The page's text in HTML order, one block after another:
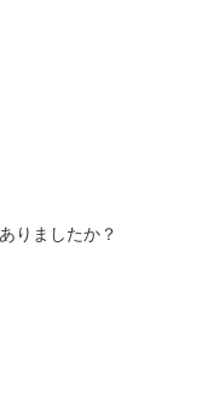
りましたか？